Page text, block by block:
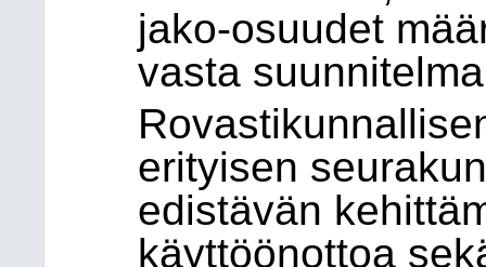
jako-osuudet
vasta
erityisen
edistävän
käyttöönottoa